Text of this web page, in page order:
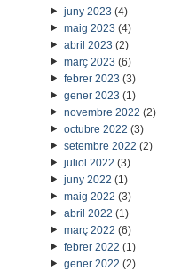
juny 2023 (4)
maig 2023 (4)
abril 2023 (2)
març 2023 (6)
febrer 2023 (3)
gener 2023 (1)
novembre 2022 (2)
octubre 2022 (3)
setembre 2022 (2)
juliol 2022 (3)
juny 2022 (1)
maig 2022 (3)
abril 2022 (1)
març 2022 (6)
febrer 2022 (1)
gener 2022 (2)